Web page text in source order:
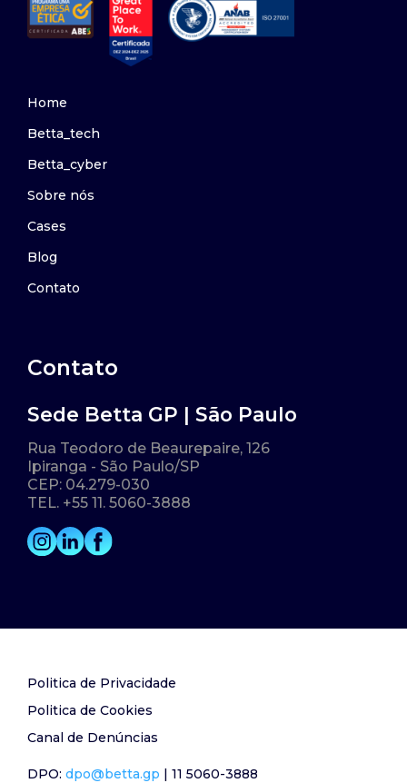
Home
Betta_tech
Betta_cyber
Sobre nós
Cases
Blog
Contato
Contato
Sede Betta GP | São Paulo
Rua Teodoro de Beaurepaire, 126
Ipiranga - São Paulo/SP
CEP: 04.279-030
TEL. +55 11. 5060-3888
Politica de Privacidade
Politica de Cookies
Canal de Denúncias
DPO: dpo@betta.gp | 11 5060-3888